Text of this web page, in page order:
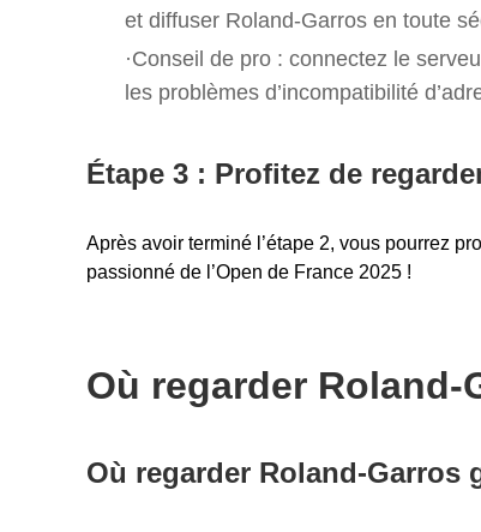
et diffuser Roland-Garros en toute
·Conseil de pro : connectez le
les problèmes d’incompatibilité
Étape 3 : Profitez de
Après avoir terminé l’étape 2, vous pourrez
passionné de l’Open de France 2025 !
Où regarder Roland-
Où regarder Roland-Garros